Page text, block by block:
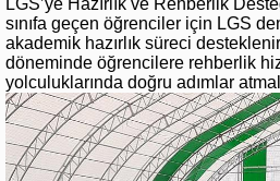
LGS’ye Hazırlık ve Rehberlik
sınıfa geçen öğrenciler için LGS
akademik hazırlık süreci
döneminde öğrencilere rehberlik
yolculuklarında doğru adımlar